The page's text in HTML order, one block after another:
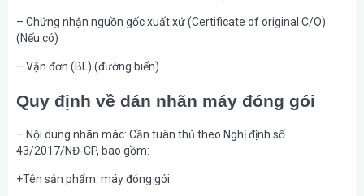
– Chứng nhận nguồn gốc xuất xứ (Certificate of original C/O)
(Nếu có)
– Vận đơn (BL) (đường biển)
Quy định về dán nhãn máy đóng gói
– Nội dung nhãn mác: Cần tuân thủ theo Nghị định số
43/2017/NĐ-CP, bao gồm:
+Tên sản phẩm: máy đóng gói